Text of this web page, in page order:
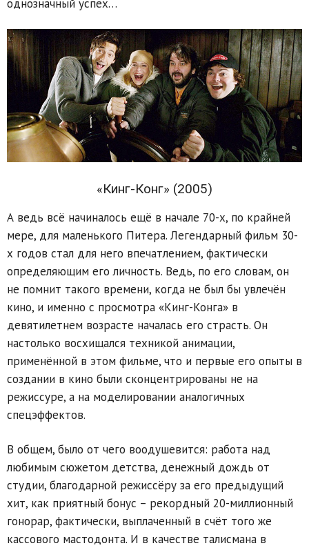
однозначный успех…
«Кинг-Конг» (2005)
А ведь всё начиналось ещё в начале 70-х, по крайней
мере, для маленького Питера. Легендарный фильм 30-
х годов стал для него впечатлением, фактически
определяющим его личность. Ведь, по его словам, он
не помнит такого времени, когда не был бы увлечён
кино, и именно с просмотра «Кинг-Конга» в
девятилетнем возрасте началась его страсть. Он
настолько восхищался техникой анимации,
применённой в этом фильме, что и первые его опыты в
создании в кино были сконцентрированы не на
режиссуре, а на моделировании аналогичных
спецэффектов.
В общем, было от чего воодушевится: работа над
любимым сюжетом детства, денежный дождь от
студии, благодарной режиссёру за его предыдущий
хит, как приятный бонус – рекордный 20-миллионный
гонорар, фактически, выплаченный в счёт того же
кассового мастодонта. И в качестве талисмана в